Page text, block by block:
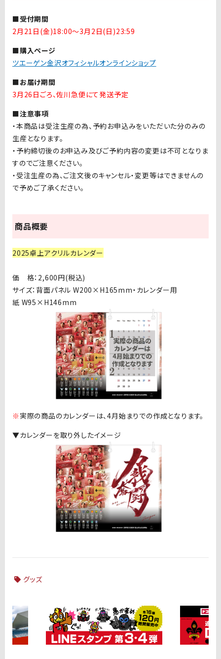
■受付期間
2月21日(金)18:00〜3月2日(日)23:59
■購入ページ
ツエーゲン金沢オフィシャルオンラインショップ
■お届け期間
3月26日ごろ、佐川急便にて発送予定
■注意事項
・本商品は受注生産の為、予約お申込みをいただいた分のみの
生産となります。
・予約締切後のお申込み及びご予約内容の変更は不可となりま
すのでご注意ください。
・受注生産の為、ご注文後のキャンセル・変更等はできませんの
で予めご了承ください。
商品概要
2025卓上アクリルカレンダー
価 格：2,600円(税込)
サイズ：背面パネル W200×H165mm・カレンダー用
紙 W95×H146mm
※実際の商品のカレンダーは、4月始まりでの作成となります。
▼カレンダーを取り外したイメージ
グッズ